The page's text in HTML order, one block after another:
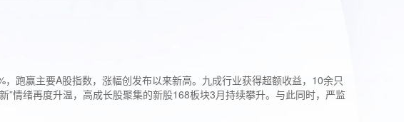
跑赢主要A股指数，涨幅创发布以来新高。九成行业获得超额收益，10余只
情绪再度升温，高成长股聚集的新股168板块3月持续攀升。与此同时，严监